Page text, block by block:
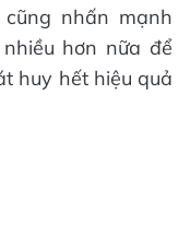
nhấn mạnh
hơn nữa để
huy hết hiệu quả